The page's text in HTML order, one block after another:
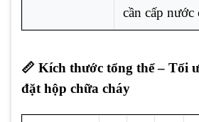
cần cấp nước
📏 Kích thước tổng thể – Tối
đặt hộp chữa cháy